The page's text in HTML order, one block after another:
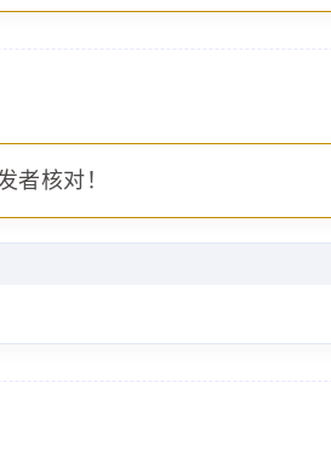
者核对！